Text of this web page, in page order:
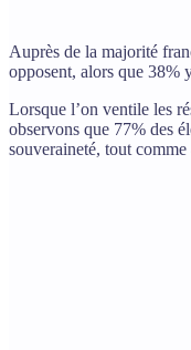
Auprès de la majorité
opposent, alors que 38%
Lorsque l’on ventile les
observons que 77% des
souveraineté, tout